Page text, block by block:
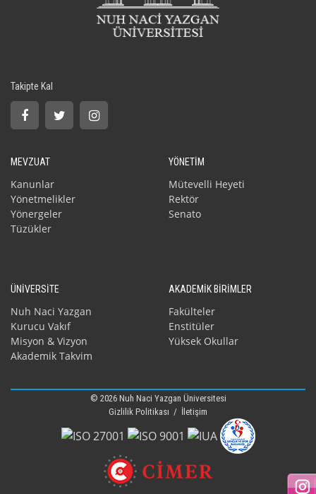
Takipte Kal
MEVZUAT
Kanunlar
Yönetmelikler
Yönergeler
Tüzükler
YÖNETİM
Mütevelli Heyeti
Rektör
Senato
ÜNİVERSİTE
Nuh Naci Yazgan
Kurucu Vakıf
Misyon & Vizyon
Akademik Takvim
AKADEMİK BİRİMLER
Fakülteler
Enstitüler
Yüksek Okullar
© 2026 Nuh Naci Yazgan Üniversitesi
Gizlilik Politikası / İletişim